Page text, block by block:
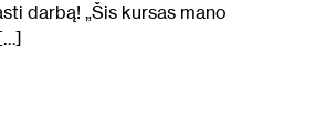
darbą! „Šis kursas mano